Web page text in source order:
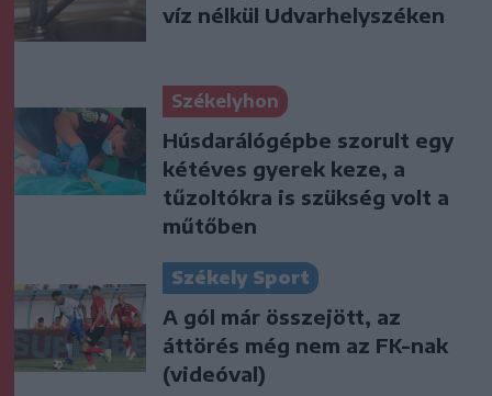
víz nélkül Udvarhelyszéken
Székelyhon
Húsdarálógépbe szorult egy
kétéves gyerek keze, a
tűzoltókra is szükség volt a
műtőben
Székely Sport
A gól már összejött, az
áttörés még nem az FK-nak
(videóval)